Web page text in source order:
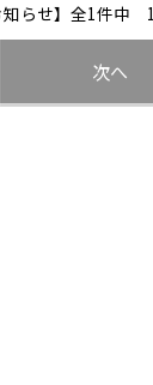
知らせ】全1件中
次へ